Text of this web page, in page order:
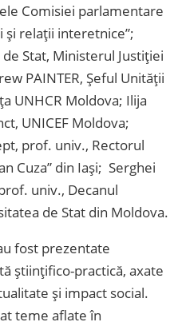
Comisiei parlamentare
relații interetnice”;
Stat, Ministerul Justiției
PAINTER, Șeful Unității
UNHCR Moldova; Ilija
UNICEF Moldova;
prof. univ., Rectorul
Cuza” din Iași; Serghei
univ., Decanul
de Stat din Moldova.
fost prezentate
științifico-practică, axate
și impact social.
teme aflate în